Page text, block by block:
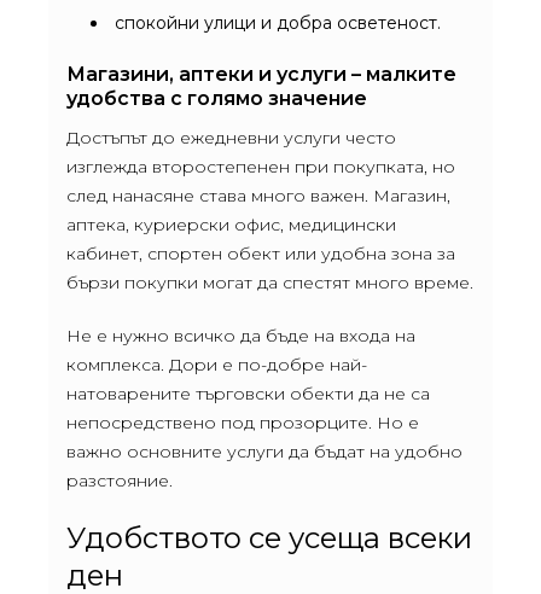
спокойни улици и добра осветеност.
Магазини, аптеки и услуги – малките
удобства с голямо значение
Достъпът до ежедневни услуги често
изглежда второстепенен при покупката, но
след нанасяне става много важен. Магазин,
аптека, куриерски офис, медицински
кабинет, спортен обект или удобна зона за
бързи покупки могат да спестят много време.
Не е нужно всичко да бъде на входа на
комплекса. Дори е по-добре най-
натоварените търговски обекти да не са
непосредствено под прозорците. Но е
важно основните услуги да бъдат на удобно
разстояние.
Удобството се усеща всеки
ден